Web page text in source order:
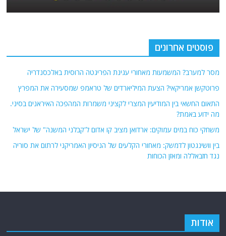
פוסטים אחרונים
מסר למערב? המשמעות מאחורי עגינת הפריגטה הרוסית באלכסנדריה
פרוטקשן אמריקאי? הצעת המיליארדים של טראמפ שמסעירה את המפרץ
התאום החשאי בין המודיעין המצרי לקציני משמרות המהפכה האיראנים בסיני.
מה ידוע באמת?
משחקי כוח במים עמוקים: ארדואן מציב קו אדום ל'קבלני המשנה" של ישראל
בין וושינגטון לדמשק: מאחורי הקלעים של הניסיון האמריקני לרתום את סוריה
נגד חזבאללה ומאזן הכוחות
אודות